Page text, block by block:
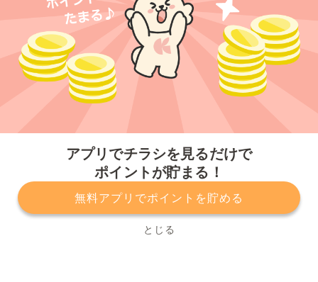
アプリでチラシを見るだけで
ポイントが貯まる！
無料アプリでポイントを貯める
とじる
プライバシーポリシー 利用規約
運営会社
サービスに関してのお問い合わせ